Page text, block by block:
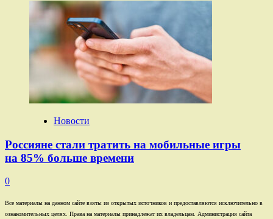
Новости
Россияне стали тратить на мобильные игры
на 85% больше времени
0
Все материалы на данном сайте взяты из открытых источников и предоставляются исключительно в
ознакомительных целях. Права на материалы принадлежат их владельцам. Администрация сайта